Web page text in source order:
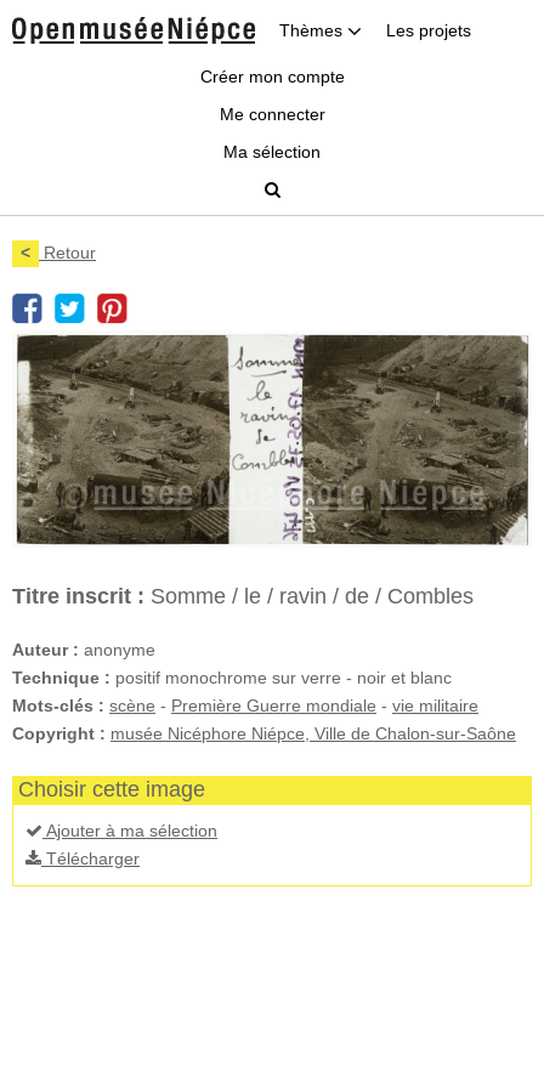
Thèmes Les projets
Créer mon compte
Me connecter
Ma sélection
< Retour
Titre inscrit : Somme / le / ravin / de / Combles
Auteur : anonyme
Technique : positif monochrome sur verre - noir et blanc
Mots-clés : scène - Première Guerre mondiale - vie militaire
Copyright : musée Nicéphore Niépce, Ville de Chalon-sur-Saône
Choisir cette image
Ajouter à ma sélection
Télécharger